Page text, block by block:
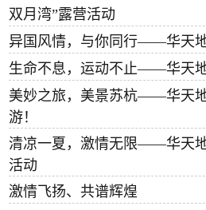
双月湾”露营活动
异国风情，与你同行——华天
生命不息，运动不止——华天地
美妙之旅，美景苏杭——华天
游！
清凉一夏，激情无限——华天
活动
激情飞扬、共谱辉煌